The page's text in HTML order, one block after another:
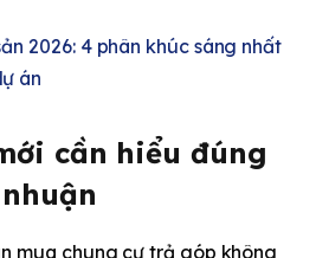
2026: 4 phân khúc sáng nhất
án
cần hiểu đúng
mua chung cư trả góp không